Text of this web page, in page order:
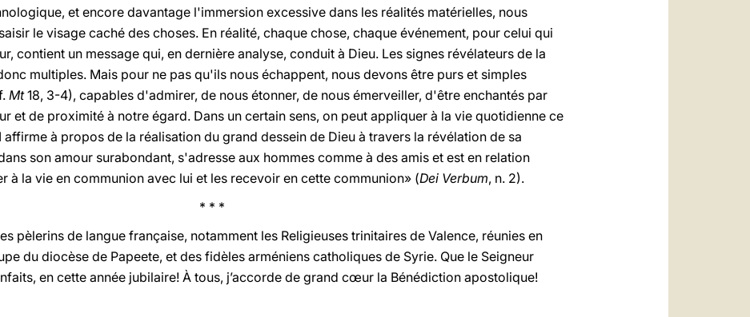
et encore davantage l'immersion excessive dans les réalités matérielles, nous
le visage caché des choses. En réalité, chaque chose, chaque événement, pour celui qui
contient un message qui, en dernière analyse, conduit à Dieu. Les signes révélateurs de la
multiples. Mais pour ne pas qu'ils nous échappent, nous devons être purs et simples
Mt18, 3-4), capables d'admirer, de nous étonner, de nous émerveiller, d'être enchantés par
et de proximité à notre égard. Dans un certain sens, on peut appliquer à la vie quotidienne ce
affirme à propos de la réalisation du grand dessein de Dieu à travers la révélation de sa
son amour surabondant, s'adresse aux hommes comme à des amis et est en relation
à la vie en communion avec lui et les recevoir en cette communion» (Dei Verbum, n. 2).
* * *
pèlerins de langue française, notamment les Religieuses trinitaires de Valence, réunies en
du diocèse de Papeete, et des fidèles arméniens catholiques de Syrie. Que le Seigneur
en cette année jubilaire! À tous, j’accorde de grand cœur la Bénédiction apostolique!